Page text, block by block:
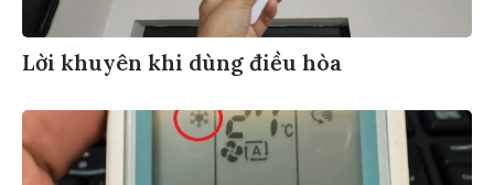
Lời khuyên khi dùng điều hòa